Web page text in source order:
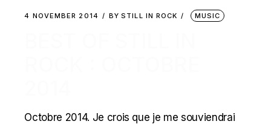
4 NOVEMBER 2014 BY STILL IN ROCK MUSIC
Octobre 2014. Je crois que je me souviendrai